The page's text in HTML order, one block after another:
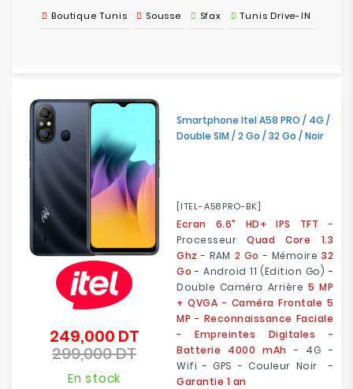
Boutique Tunis Sousse Sfax Tunis Drive-IN
Smartphone Itel A58 PRO / 4G /
Double SIM / 2 Go / 32 Go / Noir
[ITEL-A58PRO-BK]
Ecran 6.6" HD+ IPS TFT -
ProcesseurQuad Core 1.3
Ghz - RAM 2 Go - Mémoire32
Go - Android 11 (Edition Go) -
Double Caméra Arrière 5 MP
+ QVGA - Caméra Frontale 5
MP - Reconnaissance Faciale
- Empreintes Digitales -
Batterie 4000 mAh - 4G -
Wifi - GPS - Couleur Noir -
Garantie 1 an
249,000 DTPrix
299,000 DTPrix
En stock